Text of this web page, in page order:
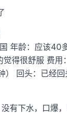
年龄：应该40
觉得很舒服 费用
回头：已经
有下水，口爆